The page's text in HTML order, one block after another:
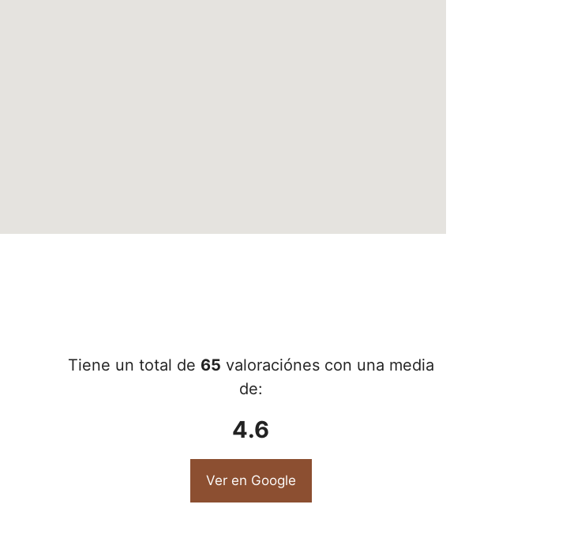
Tiene un total de 65 valoraciónes con una media
de:
4.6
Ver en Google